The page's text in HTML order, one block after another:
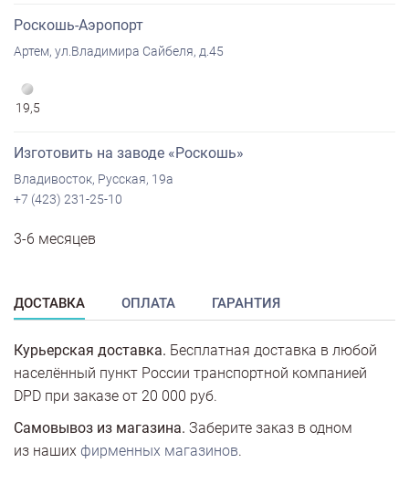
Роскошь-Аэропорт
Артем, ул.Владимира Сайбеля, д.45
19,5
Изготовить на заводе «Роскошь»
Владивосток, Русская, 19а
+7 (423) 231-25-10
3-6 месяцев
ДОСТАВКА ОПЛАТА ГАРАНТИЯ
Курьерская доставка. Бесплатная доставка в любой
населённый пункт России транспортной компанией
DPD при заказе от 20 000 руб.
Самовывоз из магазина. Заберите заказ в одном
из наших фирменных магазинов.